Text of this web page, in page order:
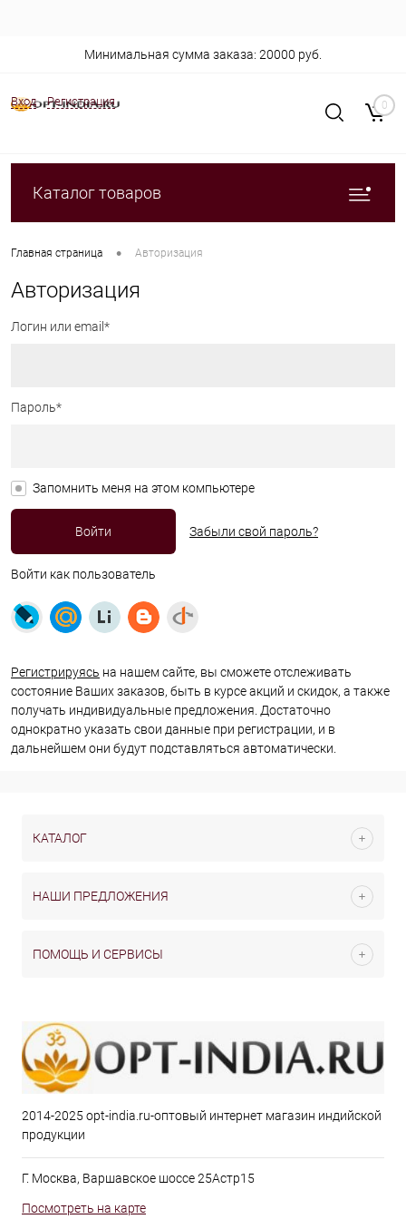
Вход Регистрация
Минимальная сумма заказа: 20000 руб.
0
Каталог товаров
Главная страница • Авторизация
Авторизация
Логин или email*
Пароль*
Запомнить меня на этом компьютере
Забыли свой пароль?
Войти как пользователь
Регистрируясь на нашем сайте, вы сможете отслеживать
состояние Ваших заказов, быть в курсе акций и скидок, а также
получать индивидуальные предложения. Достаточно
однократно указать свои данные при регистрации, и в
дальнейшем они будут подставляться автоматически.
КАТАЛОГ
НАШИ ПРЕДЛОЖЕНИЯ
ПОМОЩЬ И СЕРВИСЫ
2014-2025 opt-india.ru-оптовый интернет магазин индийской
продукции
Г. Москва, Варшавское шоссе 25Астр15
Посмотреть на карте